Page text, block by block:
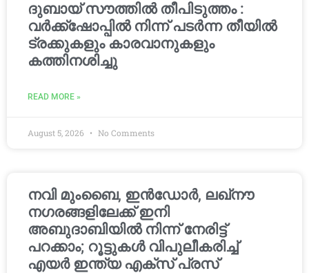
ദുബായ് സൗത്തിൽ തീപിടുത്തം :
വർക്ക്‌ഷോപ്പിൽ നിന്ന് പടർന്ന തീയിൽ
ട്രക്കുകളും കാരവാനുകളും
കത്തിനശിച്ചു
READ MORE »
August 5, 2026 No Comments
നവി മുംബൈ, ഇൻഡോർ, ലഖ്നൗ
നഗരങ്ങളിലേക്ക് ഇനി
അബുദാബിയിൽ നിന്ന് നേരിട്ട്
പറക്കാം; റൂട്ടുകൾ വിപുലീകരിച്ച്
എയർ ഇന്ത്യ എക്സ് പ്രസ്